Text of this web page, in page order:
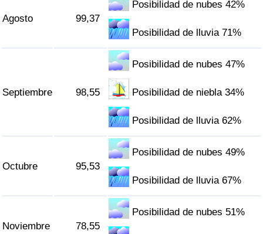
Agosto 99,37
Posibilidad de nubes 42%
Posibilidad de lluvia 71%
Septiembre 98,55
Posibilidad de nubes 47%
Posibilidad de niebla 34%
Posibilidad de lluvia 62%
Octubre 95,53
Posibilidad de nubes 49%
Posibilidad de lluvia 67%
Noviembre 78,55
Posibilidad de nubes 51%